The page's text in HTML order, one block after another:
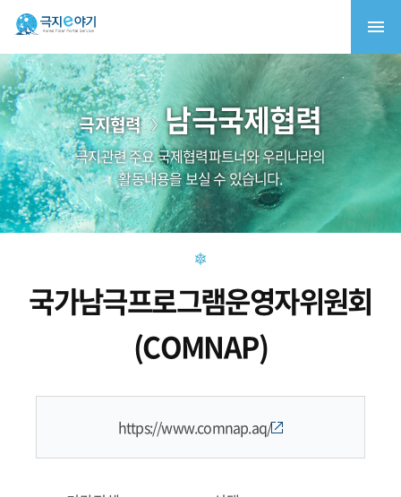
극지협력 남극국제협력
극지관련 주요 국제협력파트너와 우리나라의
활동내용을 보실 수 있습니다.
국가남극프로그램운영자위원회
(COMNAP)
https://www.comnap.aq/